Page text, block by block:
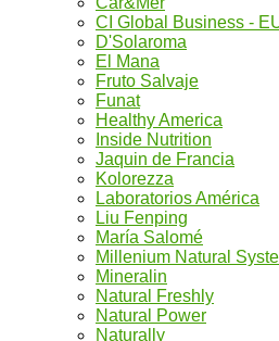
CI Global Business -
D'Solaroma
El Mana
Fruto Salvaje
Funat
Healthy America
Inside Nutrition
Jaquin de Francia
Kolorezza
Laboratorios América
Liu Fenping
María Salomé
Millenium Natural
Mineralin
Natural Freshly
Natural Power
Naturally